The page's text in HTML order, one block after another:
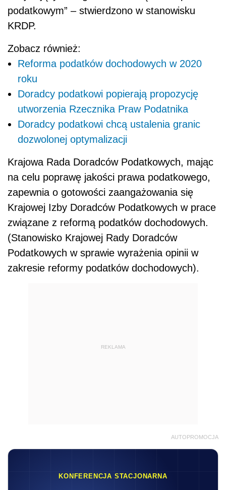
podatkowym” – stwierdzono w stanowisku
KRDP.
Zobacz również:
Reforma podatków dochodowych w 2020
roku
Doradcy podatkowi popierają propozycję
utworzenia Rzecznika Praw Podatnika
Doradcy podatkowi chcą ustalenia granic
dozwolonej optymalizacji
Krajowa Rada Doradców Podatkowych, mając
na celu poprawę jakości prawa podatkowego,
zapewnia o gotowości zaangażowania się
Krajowej Izby Doradców Podatkowych w prace
związane z reformą podatków dochodowych.
(Stanowisko Krajowej Rady Doradców
Podatkowych w sprawie wyrażenia opinii w
zakresie reformy podatków dochodowych).
REKLAMA
AUTOPROMOCJA
KONFERENCJA STACJONARNA